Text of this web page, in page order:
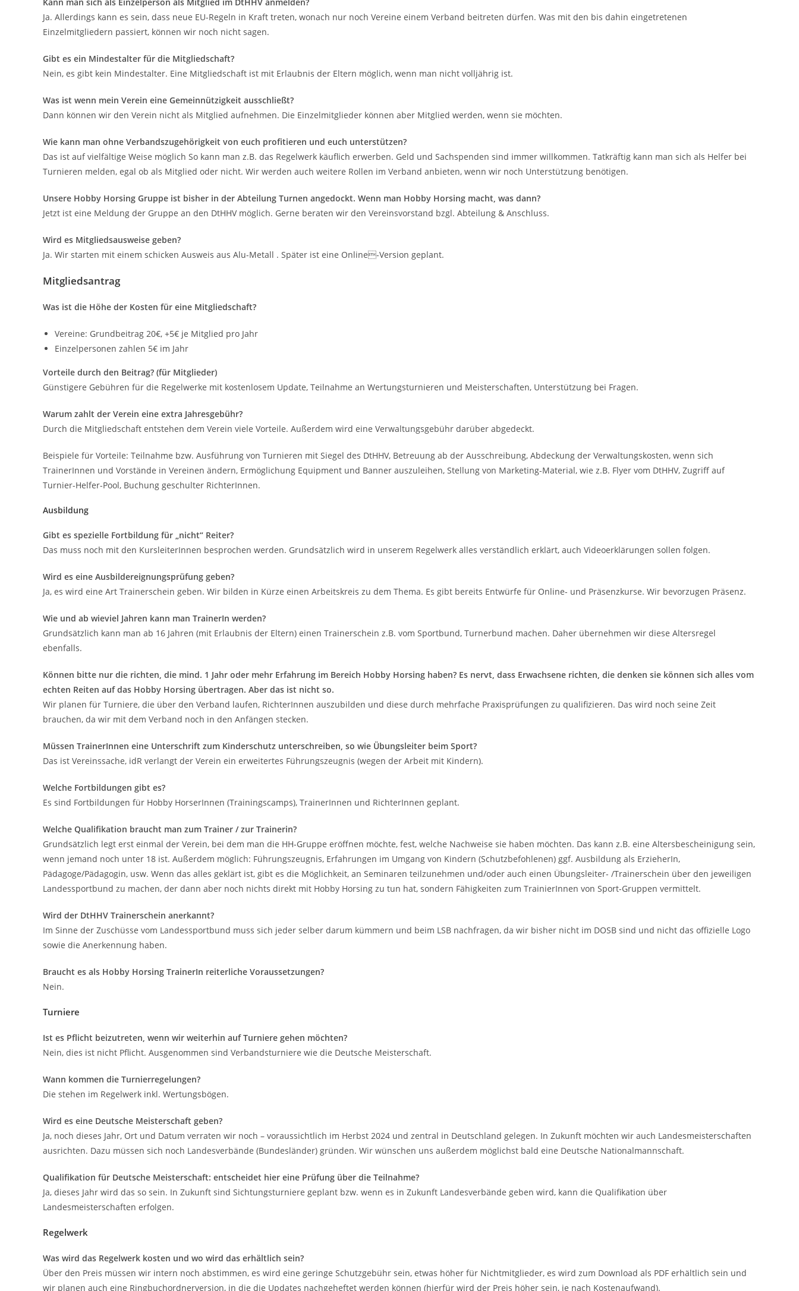
Ja. Allerdings kann es sein, dass neue EU-Regeln in Kraft treten, wonach nur noch Vereine einem Verband beitreten dürfen. Was mit den bis dahin eingetretenen
Einzelmitgliedern passiert, können wir noch nicht sagen.
Gibt es ein Mindestalter für die Mitgliedschaft?
Nein, es gibt kein Mindestalter. Eine Mitgliedschaft ist mit Erlaubnis der Eltern möglich, wenn man nicht volljährig ist.
Was ist wenn mein Verein eine Gemeinnützigkeit ausschließt?
Dann können wir den Verein nicht als Mitglied aufnehmen. Die Einzelmitglieder können aber Mitglied werden, wenn sie möchten.
Wie kann man ohne Verbandszugehörigkeit von euch profitieren und euch unterstützen?
Das ist auf vielfältige Weise möglich So kann man z.B. das Regelwerk käuflich erwerben. Geld und Sachspenden sind immer willkommen. Tatkräftig kann man sich als Helfer bei
Turnieren melden, egal ob als Mitglied oder nicht. Wir werden auch weitere Rollen im Verband anbieten, wenn wir noch Unterstützung benötigen.
Unsere Hobby Horsing Gruppe ist bisher in der Abteilung Turnen angedockt. Wenn man Hobby Horsing macht, was dann?
Jetzt ist eine Meldung der Gruppe an den DtHHV möglich. Gerne beraten wir den Vereinsvorstand bzgl. Abteilung & Anschluss.
Wird es Mitgliedsausweise geben?
Ja. Wir starten mit einem schicken Ausweis aus Alu-Metall . Später ist eine Online-Version geplant.
Mitgliedsantrag
Was ist die Höhe der Kosten für eine Mitgliedschaft?
Vereine: Grundbeitrag 20€, +5€ je Mitglied pro Jahr
Einzelpersonen zahlen 5€ im Jahr
Vorteile durch den Beitrag? (für Mitglieder)
Günstigere Gebühren für die Regelwerke mit kostenlosem Update, Teilnahme an Wertungsturnieren und Meisterschaften, Unterstützung bei Fragen.
Warum zahlt der Verein eine extra Jahresgebühr?
Durch die Mitgliedschaft entstehen dem Verein viele Vorteile. Außerdem wird eine Verwaltungsgebühr darüber abgedeckt.
Beispiele für Vorteile: Teilnahme bzw. Ausführung von Turnieren mit Siegel des DtHHV, Betreuung ab der Ausschreibung, Abdeckung der Verwaltungskosten, wenn sich
TrainerInnen und Vorstände in Vereinen ändern, Ermöglichung Equipment und Banner auszuleihen, Stellung von Marketing-Material, wie z.B. Flyer vom DtHHV, Zugriff auf
Turnier-Helfer-Pool, Buchung geschulter RichterInnen.
Ausbildung
Gibt es spezielle Fortbildung für „nicht“ Reiter?
Das muss noch mit den KursleiterInnen besprochen werden. Grundsätzlich wird in unserem Regelwerk alles verständlich erklärt, auch Videoerklärungen sollen folgen.
Wird es eine Ausbildereignungsprüfung geben?
Ja, es wird eine Art Trainerschein geben. Wir bilden in Kürze einen Arbeitskreis zu dem Thema. Es gibt bereits Entwürfe für Online- und Präsenzkurse. Wir bevorzugen Präsenz.
Wie und ab wieviel Jahren kann man TrainerIn werden?
Grundsätzlich kann man ab 16 Jahren (mit Erlaubnis der Eltern) einen Trainerschein z.B. vom Sportbund, Turnerbund machen. Daher übernehmen wir diese Altersregel
ebenfalls.
Können bitte nur die richten, die mind. 1 Jahr oder mehr Erfahrung im Bereich Hobby Horsing haben? Es nervt, dass Erwachsene richten, die denken sie können sich alles vom
echten Reiten auf das Hobby Horsing übertragen. Aber das ist nicht so.
Wir planen für Turniere, die über den Verband laufen, RichterInnen auszubilden und diese durch mehrfache Praxisprüfungen zu qualifizieren. Das wird noch seine Zeit
brauchen, da wir mit dem Verband noch in den Anfängen stecken.
Müssen TrainerInnen eine Unterschrift zum Kinderschutz unterschreiben, so wie Übungsleiter beim Sport?
Das ist Vereinssache, idR verlangt der Verein ein erweitertes Führungszeugnis (wegen der Arbeit mit Kindern).
Welche Fortbildungen gibt es?
Es sind Fortbildungen für Hobby HorserInnen (Trainingscamps), TrainerInnen und RichterInnen geplant.
Welche Qualifikation braucht man zum Trainer / zur Trainerin?
Grundsätzlich legt erst einmal der Verein, bei dem man die HH-Gruppe eröffnen möchte, fest, welche Nachweise sie haben möchten. Das kann z.B. eine Altersbescheinigung sein,
wenn jemand noch unter 18 ist. Außerdem möglich: Führungszeugnis, Erfahrungen im Umgang von Kindern (Schutzbefohlenen) ggf. Ausbildung als ErzieherIn,
Pädagoge/Pädagogin, usw. Wenn das alles geklärt ist, gibt es die Möglichkeit, an Seminaren teilzunehmen und/oder auch einen Übungsleiter- /Trainerschein über den jeweiligen
Landessportbund zu machen, der dann aber noch nichts direkt mit Hobby Horsing zu tun hat, sondern Fähigkeiten zum TrainierInnen von Sport-Gruppen vermittelt.
Wird der DtHHV Trainerschein anerkannt?
Im Sinne der Zuschüsse vom Landessportbund muss sich jeder selber darum kümmern und beim LSB nachfragen, da wir bisher nicht im DOSB sind und nicht das offizielle Logo
sowie die Anerkennung haben.
Braucht es als Hobby Horsing TrainerIn reiterliche Voraussetzungen?
Nein.
Turniere
Ist es Pflicht beizutreten, wenn wir weiterhin auf Turniere gehen möchten?
Nein, dies ist nicht Pflicht. Ausgenommen sind Verbandsturniere wie die Deutsche Meisterschaft.
Wann kommen die Turnierregelungen?
Die stehen im Regelwerk inkl. Wertungsbögen.
Wird es eine Deutsche Meisterschaft geben?
Ja, noch dieses Jahr, Ort und Datum verraten wir noch – voraussichtlich im Herbst 2024 und zentral in Deutschland gelegen. In Zukunft möchten wir auch Landesmeisterschaften
ausrichten. Dazu müssen sich noch Landesverbände (Bundesländer) gründen. Wir wünschen uns außerdem möglichst bald eine Deutsche Nationalmannschaft.
Qualifikation für Deutsche Meisterschaft: entscheidet hier eine Prüfung über die Teilnahme?
Ja, dieses Jahr wird das so sein. In Zukunft sind Sichtungsturniere geplant bzw. wenn es in Zukunft Landesverbände geben wird, kann die Qualifikation über
Landesmeisterschaften erfolgen.
Regelwerk
Was wird das Regelwerk kosten und wo wird das erhältlich sein?
Über den Preis müssen wir intern noch abstimmen, es wird eine geringe Schutzgebühr sein, etwas höher für Nichtmitglieder, es wird zum Download als PDF erhältlich sein und
wir planen auch eine Ringbuchordnerversion, in die die Updates nachgeheftet werden können (hierfür wird der Preis höher sein, je nach Kostenaufwand).